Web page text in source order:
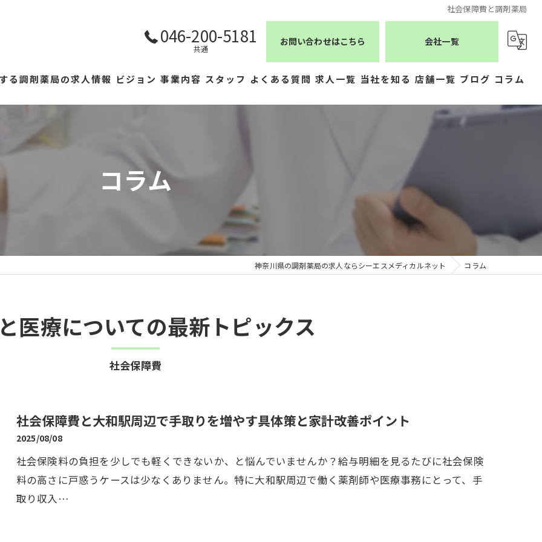
社会保障費と調剤薬局
046-200-5181
共通
お問い合わせはこちら 会社一覧
る調剤薬局の求人情報 ビジョン 事業内容 スタッフ よくある質問 求人一覧 当社を知る 店舗一覧
シーエスメディカルネット
株式会社ジェムス
株式会社かもめ薬局
有限会社トレーフル
ブログ コラム
コラム
神奈川県の調剤薬局の求人ならシーエスメディカルネット コラム
医療についての最新トピックス
社会保障費
社会保障費と大和駅周辺で手取りを増やす具体策と家計改善ポイント
2025/08/08
社会保険料の負担を少しでも軽くできないか、と悩んでいませんか？給与明細を見るたびに社会保険
料の高さに戸惑うケースは少なくありません。特に大和駅周辺で働く薬剤師や医療事務にとって、手
取り収入…